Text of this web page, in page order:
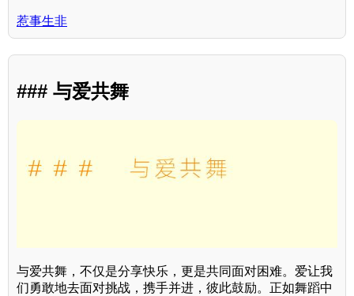
惹事生非
### 与爱共舞
与爱共舞，不仅是分享快乐，更是共同面对困难。爱让我
们勇敢地去面对挑战，携手并进，彼此鼓励。正如舞蹈中